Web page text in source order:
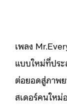
เพลง
แบบใหม่ที่ประ
ต่อยอดสู่ภาพ
สเดอร์คนให